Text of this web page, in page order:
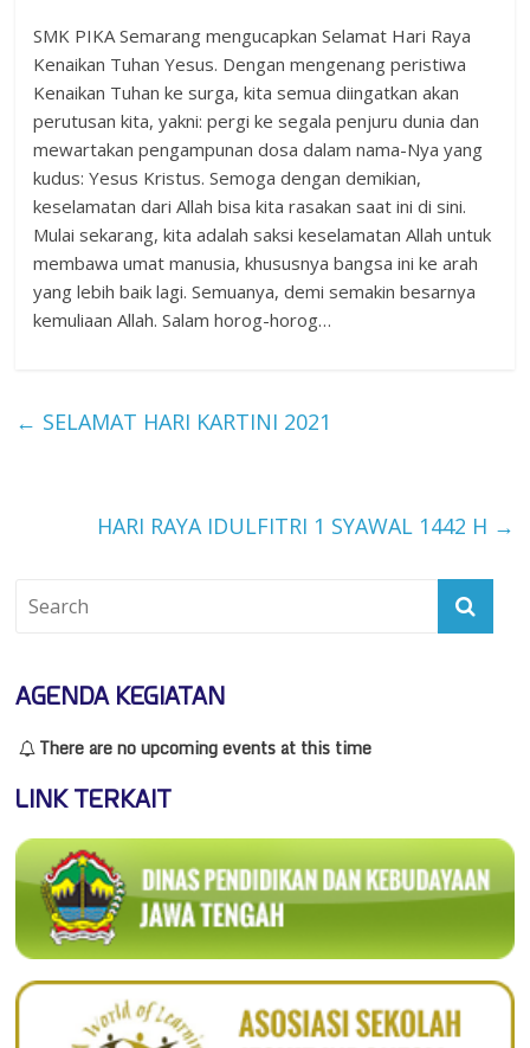
SMK PIKA Semarang mengucapkan Selamat Hari Raya
Kenaikan Tuhan Yesus. Dengan mengenang peristiwa
Kenaikan Tuhan ke surga, kita semua diingatkan akan
perutusan kita, yakni: pergi ke segala penjuru dunia dan
mewartakan pengampunan dosa dalam nama-Nya yang
kudus: Yesus Kristus. Semoga dengan demikian,
keselamatan dari Allah bisa kita rasakan saat ini di sini.
Mulai sekarang, kita adalah saksi keselamatan Allah untuk
membawa umat manusia, khususnya bangsa ini ke arah
yang lebih baik lagi. Semuanya, demi semakin besarnya
kemuliaan Allah. Salam horog-horog…
← SELAMAT HARI KARTINI 2021
HARI RAYA IDULFITRI 1 SYAWAL 1442 H →
AGENDA KEGIATAN
There are no upcoming events at this time
LINK TERKAIT